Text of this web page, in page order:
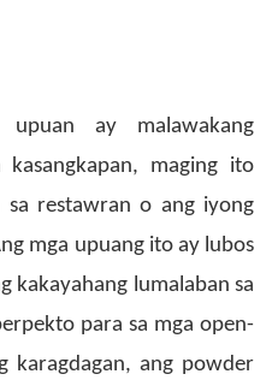
ay malawakang
maging ito
sa restawran o ang iyong
mga upuang ito ay lubos
kakayahang lumalaban sa
para sa mga open-
karagdagan, ang powder